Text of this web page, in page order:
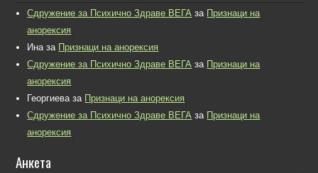
Сдружение за Психично Здраве ВЕГА за Признаци на
анорексия
Иназа Признаци на анорексия
Сдружение за Психично Здраве ВЕГА за Признаци на
анорексия
Георгиеваза Признаци на анорексия
Сдружение за Психично Здраве ВЕГА за Признаци на
анорексия
Анкета